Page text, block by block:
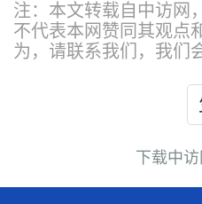
注：本文转载自中访网
不代表本网赞同其观点
为，请联系我们，我们
下载中